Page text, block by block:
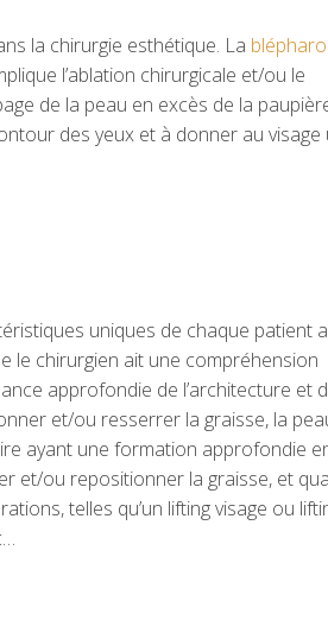
la chirurgie esthétique. La
l’ablation chirurgicale et/ou le
de la peau en excès de la
des yeux et à donner au visage
uniques de chaque patient
le chirurgien ait une compréhension
approfondie de l’architecture et
et/ou resserrer la graisse, la
ayant une formation approfondie
et/ou repositionner la graisse, et
telles qu’un lifting visage ou